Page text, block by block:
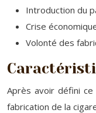
Introduction du
Crise
Volonté des
Après avoir défini
fabrication de la